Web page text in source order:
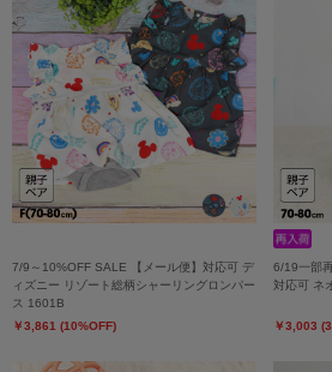
7/9～10%OFF SALE 【メール便】対応可 デ
ィズニー リゾート総柄シャーリングロンパー
ス 1601B
￥3,861 (10%OFF)
6/19一部
対応可 ネ
￥3,003